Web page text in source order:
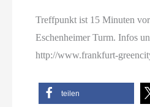
Treffpunkt ist 15 Minuten
Eschenheimer Turm. Infos
http://www.frankfurt-
teilen